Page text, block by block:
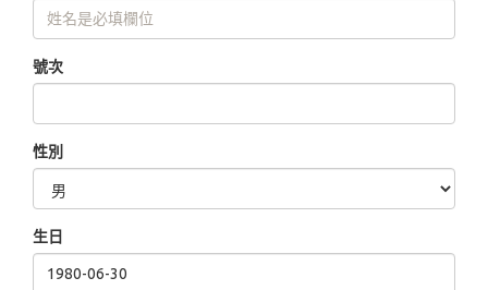
號次
性別
生日